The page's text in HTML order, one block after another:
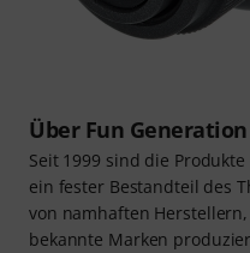
Über Fun Generation
Seit 1999 sind die
ein fester Bestandteil des
von namhaften
bekannte Marken